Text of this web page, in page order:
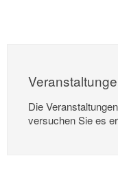
Die
versuchen Sie es